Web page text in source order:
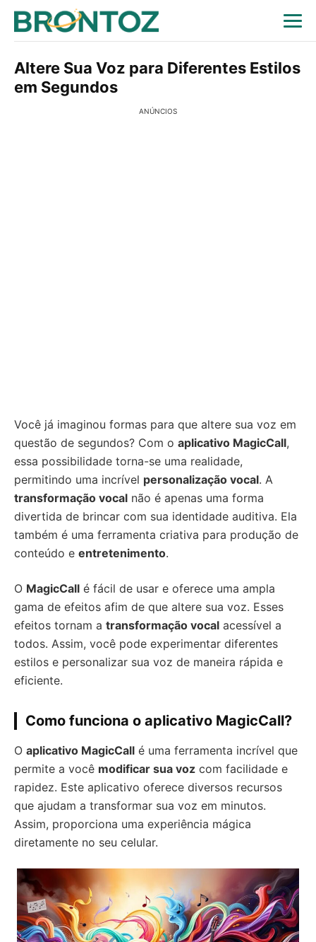
Altere Sua Voz para Diferentes Estilos
em Segundos
ANÚNCIOS
Você já imaginou formas para que altere sua voz em
questão de segundos? Com o aplicativo MagicCall,
essa possibilidade torna-se uma realidade,
permitindo uma incrível personalização vocal. A
transformação vocal não é apenas uma forma
divertida de brincar com sua identidade auditiva. Ela
também é uma ferramenta criativa para produção de
conteúdo e entretenimento.
O MagicCall é fácil de usar e oferece uma ampla
gama de efeitos afim de que altere sua voz. Esses
efeitos tornam a transformação vocal acessível a
todos. Assim, você pode experimentar diferentes
estilos e personalizar sua voz de maneira rápida e
eficiente.
Como funciona o aplicativo MagicCall?
O aplicativo MagicCall é uma ferramenta incrível que
permite a você modificar sua voz com facilidade e
rapidez. Este aplicativo oferece diversos recursos
que ajudam a transformar sua voz em minutos.
Assim, proporciona uma experiência mágica
diretamente no seu celular.